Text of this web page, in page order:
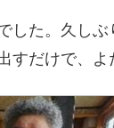
した。久しぶ
すだけで、よ